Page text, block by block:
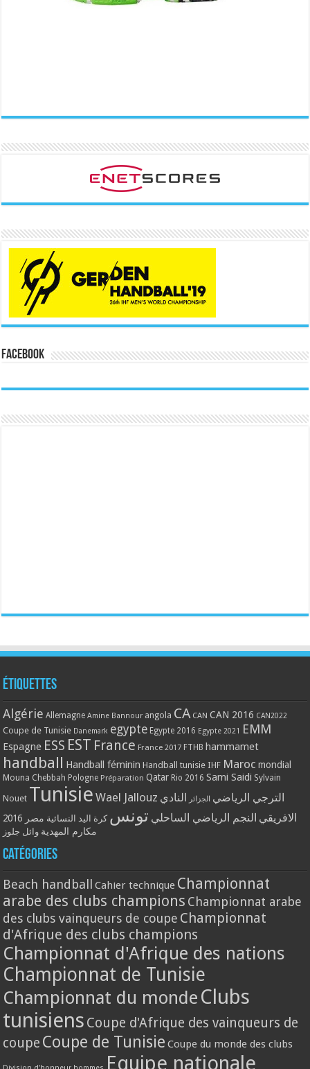
Facebook
Étiquettes
Algérie Allemagne Amine Bannour angola CA CAN CAN 2016 CAN2022
Coupe de Tunisie Danemark egypte Egypte 2016 Egypte 2021 EMM
Espagne ESS EST France France 2017 FTHB hammamet
handball Handball féminin Handball tunisie IHF Maroc mondial
Mouna Chebbah Pologne Préparation Qatar Rio 2016 Sami Saidi Sylvain
Nouet Tunisie Wael Jallouz الترجي الرياضي الجزائر النادي
الافريقي النجم الرياضي الساحلي تونس كرة اليد النسائية مصر 2016
مكارم المهدية وائل جلوز
Catégories
Beach handball Cahier technique Championnat
arabe des clubs champions Championnat arabe
des clubs vainqueurs de coupe Championnat
d'Afrique des clubs champions
Championnat d'Afrique des nations
Championnat de Tunisie
Championnat du monde Clubs
tunisiens Coupe d'Afrique des vainqueurs de
coupe Coupe de Tunisie Coupe du monde des clubs
Equipe nationale